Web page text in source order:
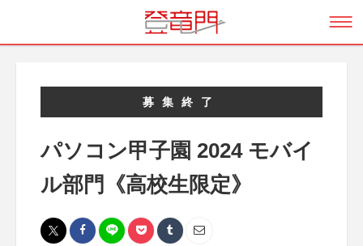
募集終了
パソコン甲子園 2024 モバイ
ル部門《高校生限定》